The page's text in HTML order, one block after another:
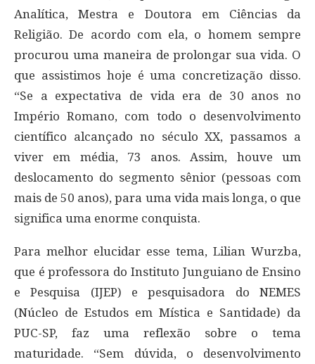
Analítica, Mestra e Doutora em Ciências da
Religião. De acordo com ela, o homem sempre
procurou uma maneira de prolongar sua vida. O
que assistimos hoje é uma concretização disso.
“Se a expectativa de vida era de 30 anos no
Império Romano, com todo o desenvolvimento
científico alcançado no século XX, passamos a
viver em média, 73 anos. Assim, houve um
deslocamento do segmento sênior (pessoas com
mais de 50 anos), para uma vida mais longa, o que
significa uma enorme conquista.
Para melhor elucidar esse tema, Lilian Wurzba,
que é professora do Instituto Junguiano de Ensino
e Pesquisa (IJEP) e pesquisadora do NEMES
(Núcleo de Estudos em Mística e Santidade) da
PUC-SP, faz uma reflexão sobre o tema
maturidade. “Sem dúvida, o desenvolvimento